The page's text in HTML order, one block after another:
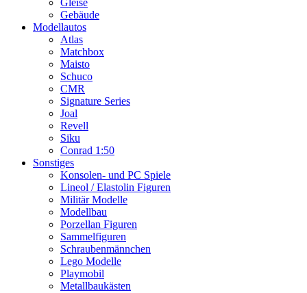
Gleise
Gebäude
Modellautos
Atlas
Matchbox
Maisto
Schuco
CMR
Signature Series
Joal
Revell
Siku
Conrad 1:50
Sonstiges
Konsolen- und PC Spiele
Lineol / Elastolin Figuren
Militär Modelle
Modellbau
Porzellan Figuren
Sammelfiguren
Schraubenmännchen
Lego Modelle
Playmobil
Metallbaukästen